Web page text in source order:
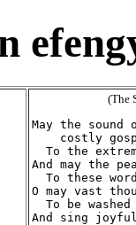
(The
May the
costly
To the
And may the
To these
O may vast
To be washed
And sing